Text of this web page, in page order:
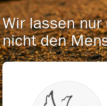
Wir lassen
nicht den